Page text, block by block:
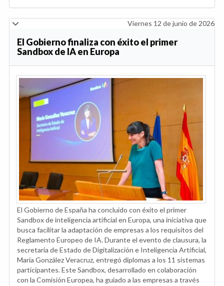
Viernes 12 de junio de 2026
El Gobierno finaliza con éxito el primer
Sandbox de IA en Europa
El Gobierno de España ha concluido con éxito el primer
Sandbox de inteligencia artificial en Europa, una iniciativa que
busca facilitar la adaptación de empresas a los requisitos del
Reglamento Europeo de IA. Durante el evento de clausura, la
secretaria de Estado de Digitalización e Inteligencia Artificial,
María González Veracruz, entregó diplomas a los 11 sistemas
participantes. Este Sandbox, desarrollado en colaboración
con la Comisión Europea, ha guiado a las empresas a través